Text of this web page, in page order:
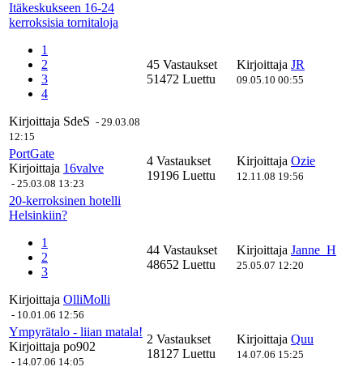
Itäkeskukseen 16-24
kerroksisia tornitaloja
1
2
3
4
Kirjoittaja SdeS - 29.03.08
12:15
45 Vastaukset
51472 Luettu
Kirjoittaja JR
09.05.10 00:55
PortGate
Kirjoittaja 16valve
- 25.03.08 13:23
4 Vastaukset
19196 Luettu
Kirjoittaja Ozie
12.11.08 19:56
20-kerroksinen hotelli
Helsinkiin?
1
2
3
Kirjoittaja OlliMolli
- 10.01.06 12:56
44 Vastaukset
48652 Luettu
Kirjoittaja Janne_H
25.05.07 12:20
Ympyrätalo - liian matala!
Kirjoittaja po902
- 14.07.06 14:05
2 Vastaukset
18127 Luettu
Kirjoittaja Quu
14.07.06 15:25